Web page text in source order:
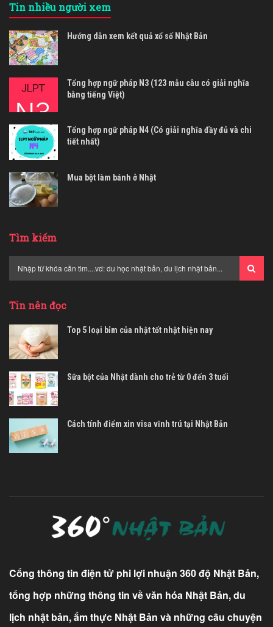
Tin nhiều người xem
Hướng dẫn xem kết quả xổ số Nhật Bản
Tổng hợp ngữ pháp N3 (123 mẫu câu có giải nghĩa
bằng tiếng Việt)
Tổng hợp ngữ pháp N4 (Có giải nghĩa đầy đủ và chi
tiết nhất)
Mua bột làm bánh ở Nhật
Tìm kiếm
Tin nên đọc
Top 5 loại bỉm của nhật tốt nhật hiện nay
Sữa bột của Nhật dành cho trẻ từ 0 đến 3 tuổi
Cách tính điểm xin visa vĩnh trú tại Nhật Bản
Cổng thông tin điện tử phi lợi nhuận 360 độ Nhật Bản,
tổng hợp những thông tin về văn hóa Nhật Bản, du
lịch nhật bản, ẩm thực Nhật Bản và những câu chuyện